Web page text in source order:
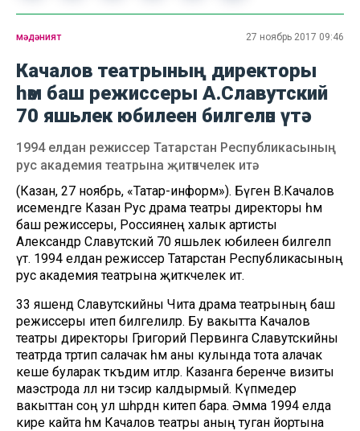
мәдәният 27 ноябрь 2017 09:46
Качалов театрының директоры
һәм баш режиссеры А.Славутский
70 яшьлек юбилеен билгеләп үтә
1994 елдан режиссер Татарстан Республикасының
рус академия театрына җитәкчелек итә.
(Казан, 27 ноябрь, «Татар-информ»). Бүген В.Качалов
исемендәге Казан Рус драма театры директоры һәм
баш режиссеры, Россиянең халык артисты
Александр Славутский 70 яшьлек юбилеен билгеләп
үтә. 1994 елдан режиссер Татарстан Республикасының
рус академия театрына җитәкчелек итә.
33 яшендә Славутскийны Чита драма театрының баш
режиссеры итеп билгелиләр. Бу вакытта Качалов
театры директоры Григорий Первинга Славутскийны
театрда тәртип салачак һәм аны кулында тота алачак
кеше буларак тәкъдим итәләр. Казанга беренче визиты
маэстрода әллә ни тәэсир калдырмый. Күпмедер
вакыттан соң ул шәһәрдән китеп бара. Әмма 1994 елда
кире кайта һәм Качалов театры аның туган йортына